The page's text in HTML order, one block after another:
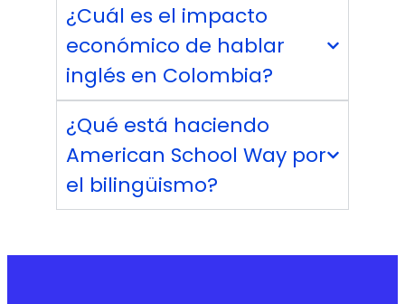
¿Cuál es el impacto
económico de hablar
inglés en Colombia?
¿Qué está haciendo
American School Way por
el bilingüismo?